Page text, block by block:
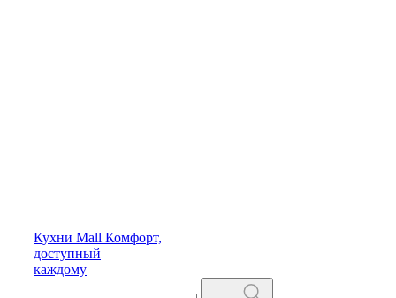
Кухни Mall Комфорт,
доступный
каждому